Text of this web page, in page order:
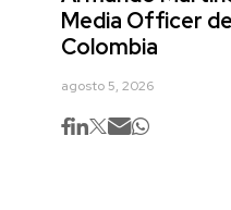
Media Officer
Colombia
agosto 5, 2026